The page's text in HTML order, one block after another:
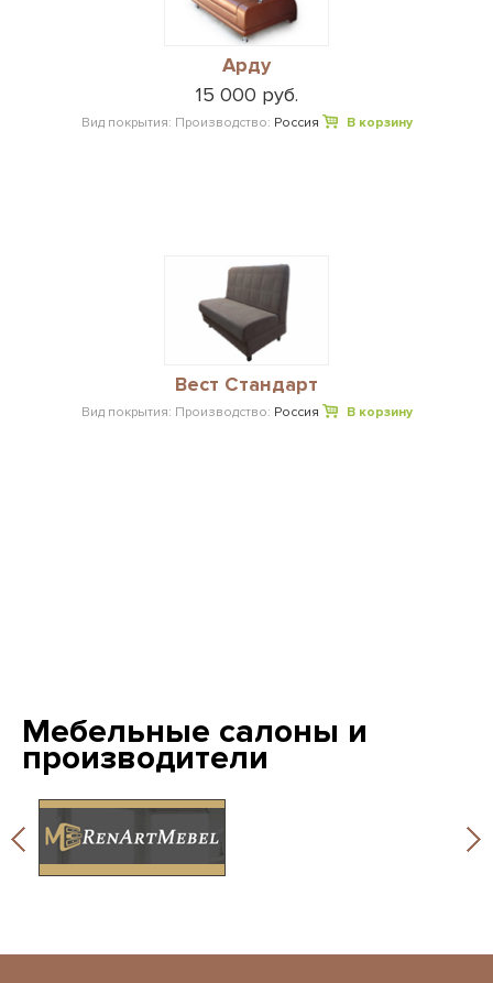
Арду
15 000 руб.
Вид покрытия: Производство: Россия В корзину
Вест Стандарт
Вид покрытия: Производство: Россия В корзину
Мебельные салоны и
производители